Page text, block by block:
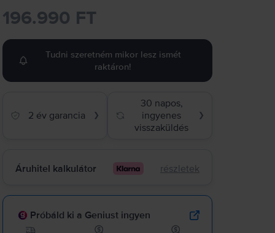
196.990 FT
Tudni szeretném mikor lesz ismét
raktáron!
2 év garancia ❯
30 napos,
ingyenes
visszaküldés
❯
Áruhitel kalkulátor részletek
Próbáld ki a Geniust ingyen